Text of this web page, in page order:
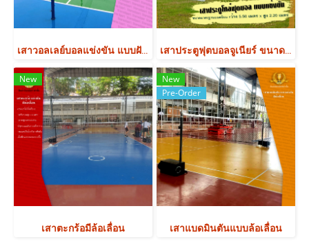
เสาวอลเลย์บอลแข่งขัน แบบฝังพื้น มาตรฐานแข่งขัน เสาประตูฟุตบอลจูเนียร์ ขนาด 5.50 เมตร สูง 2.20 เมตร (7 คน)
New
เสาตะกร้อมีล้อเลื่อน
New
Pre-Order
เสาแบดมินตันแบบล้อเลื่อน